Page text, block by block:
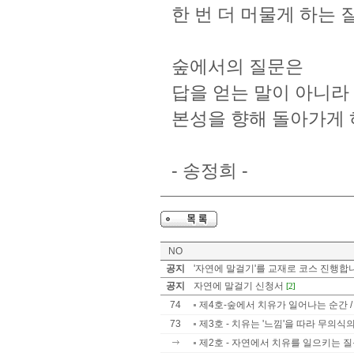
한 번 더 머물게 하는
숲에서의 질문은
답을 얻는 말이 아니라
본성을 향해 돌아가게
- 송정희 -
NO
공지
'자연에 말걸기'를 교재로 코스 진행합
공지
자연에 말걸기 신청서 [2]
74
제4호-숲에서 치유가 일어나는 순간
73
제3호 - 치유는 '느낌'을 따라 무의식
제2호 - 자연에서 치유를 일으키는